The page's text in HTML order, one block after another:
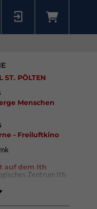
ST. PÖLTEN
Menschen
- Freiluftkino
auf dem Ith
Zentrum Ith